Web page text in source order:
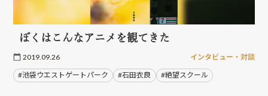
ぼくはこんなアニメを観てきた
2019.09.26 インタビュー・対談
#池袋ウエストゲートパーク #石田衣良 #絶望スクール